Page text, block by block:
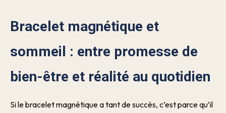
Bracelet magnétique et
sommeil : entre promesse de
bien-être et réalité au quotidien
Si le bracelet magnétique a tant de succès, c’est parce qu’il